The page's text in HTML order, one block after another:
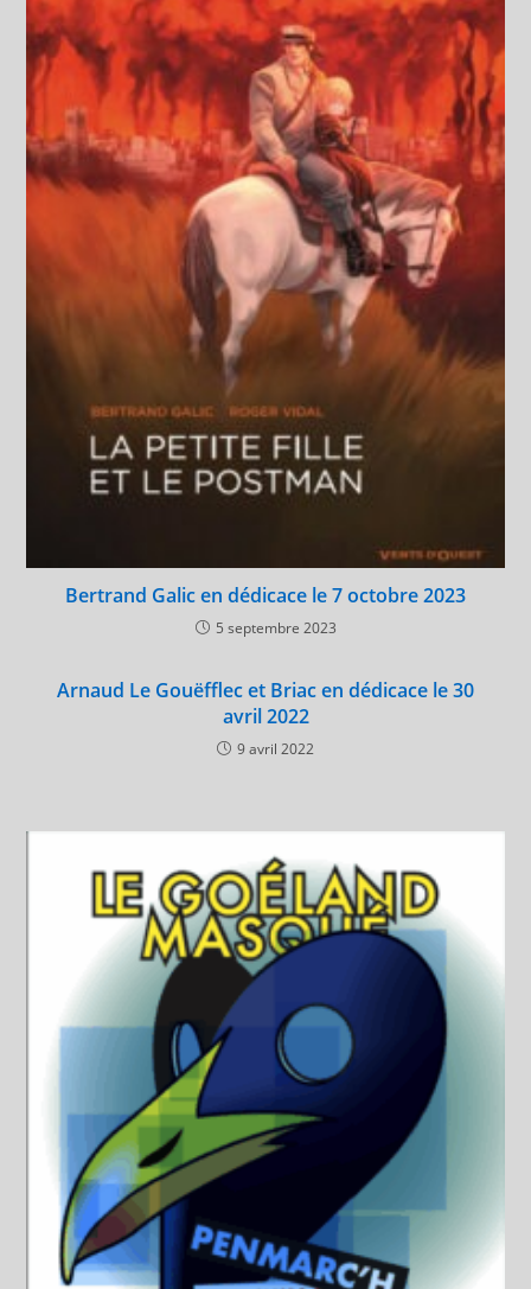
Bertrand Galic en dédicace le 7 octobre 2023
5 septembre 2023
Arnaud Le Gouëfflec et Briac en dédicace le 30
avril 2022
9 avril 2022